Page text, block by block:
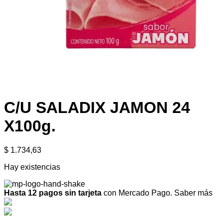
C/U SALADIX JAMON 24
X100g.
$ 1.734,63
Hay existencias
Hasta 12 pagos sin tarjeta con Mercado Pago. Saber más